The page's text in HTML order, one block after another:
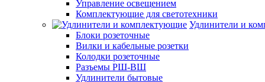
Управление освещением
Комплектующие для светотехники
Удлинители и
Блоки розеточные
Вилки и кабельные розетки
Колодки розеточные
Разъемы РШ-ВШ
Удлинители бытовые